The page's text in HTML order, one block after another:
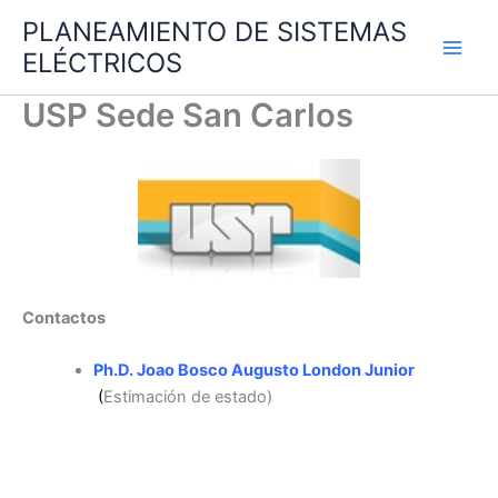
contenido
PLANEAMIENTO DE SISTEMAS
ELÉCTRICOS
USP Sede San Carlos
Contactos
Ph.D. Joao Bosco Augusto London Junior
(Estimación de estado)